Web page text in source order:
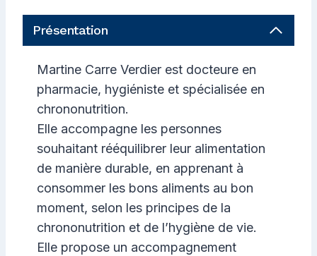
Présentation
Martine Carre Verdier est docteure en
pharmacie, hygiéniste et spécialisée en
chrononutrition.
Elle accompagne les personnes
souhaitant rééquilibrer leur alimentation
de manière durable, en apprenant à
consommer les bons aliments au bon
moment, selon les principes de la
chrononutrition et de l’hygiène de vie.
Elle propose un accompagnement